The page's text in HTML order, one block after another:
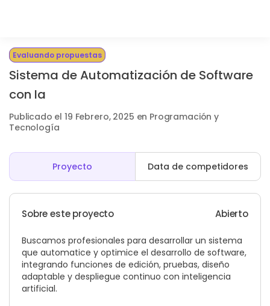
Evaluando propuestas
Sistema de Automatización de Software
con Ia
Publicado el 19 Febrero, 2025 en Programación y
Tecnología
Proyecto Data de competidores
Sobre este proyecto Abierto
Buscamos profesionales para desarrollar un sistema
que automatice y optimice el desarrollo de software,
integrando funciones de edición, pruebas, diseño
adaptable y despliegue continuo con inteligencia
artificial.